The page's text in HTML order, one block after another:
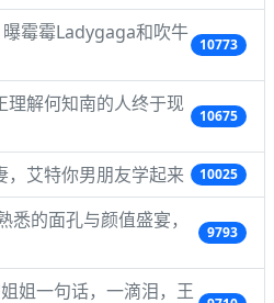
霉霉Ladygaga和吹牛
10773
理解何知南的人终于现
10675
，艾特你男朋友学起来 10025
悉的面孔与颜值盛宴，
9793
姐一句话，一滴泪，王